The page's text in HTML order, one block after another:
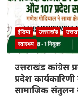
इंडिया उत्तराखंड
स्वास्थ्य
उत्तराखंड कांग्रेस
प्रदेश
सामाजिक संतुलन